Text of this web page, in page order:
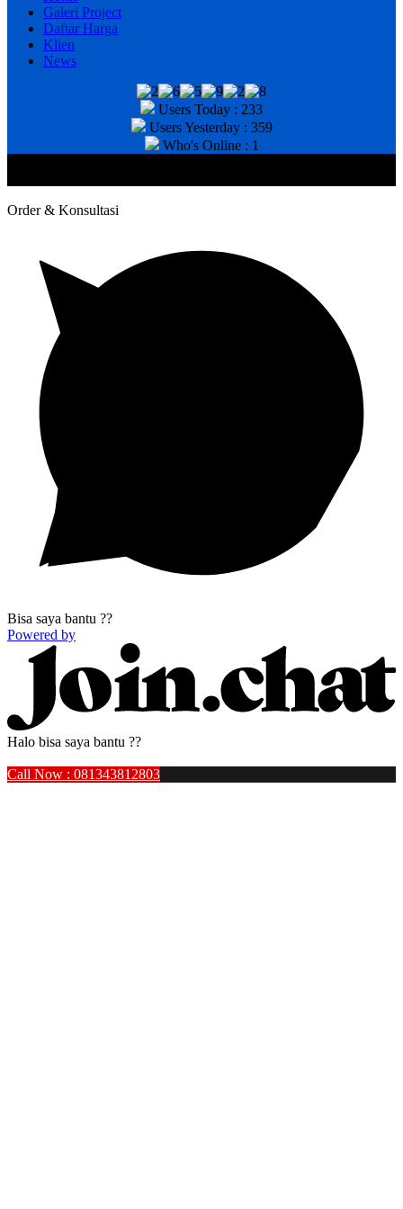
Galeri Project
Daftar Harga
Klien
News
Users Today : 233
Users Yesterday : 359
Who's Online : 1
Order & Konsultasi
Bisa saya bantu ??
Powered by
Halo bisa saya bantu ??
Call Now : 081343812803